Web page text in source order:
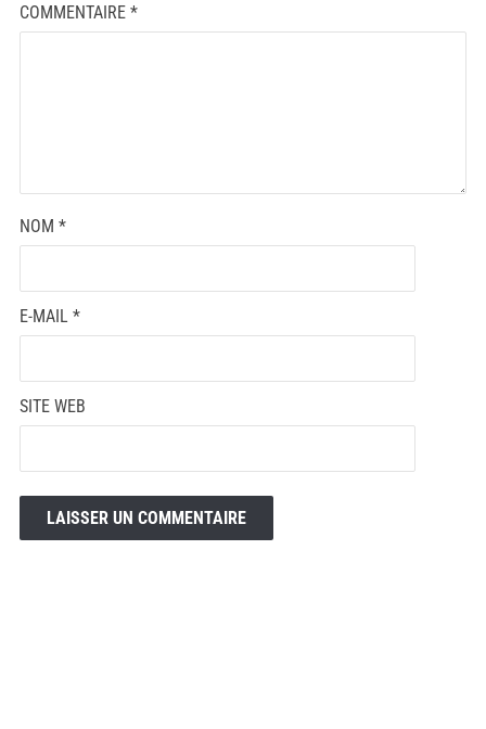
COMMENTAIRE *
NOM *
E-MAIL *
SITE WEB